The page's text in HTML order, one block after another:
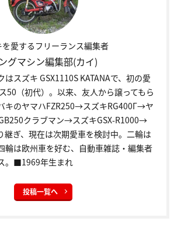
を愛するフリーランス編集者
グマシン編集部(カイ)
スズキ GSX1110S KATANAで、初の愛
50（初代）。以来、友人から譲ってもら
キのヤマハFZR250→スズキRG400Γ→ヤ
クラブマン→スズキGSX-R1000→
継ぎ、現在は次期愛車を検討中。二輪は
輪は欧州車を好む、自動車雑誌・編集者
。■1969年生まれ
投稿一覧へ